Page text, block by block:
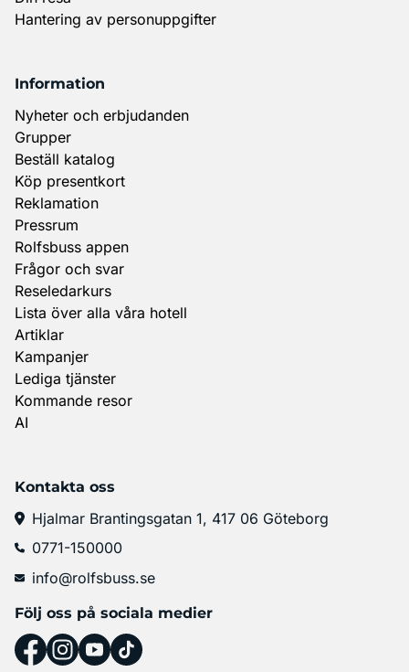
Hantering av personuppgifter
Information
Nyheter och erbjudanden
Grupper
Beställ katalog
Köp presentkort
Reklamation
Pressrum
Rolfsbuss appen
Frågor och svar
Reseledarkurs
Lista över alla våra hotell
Artiklar
Kampanjer
Lediga tjänster
Kommande resor
AI
Kontakta oss
Hjalmar Brantingsgatan 1, 417 06 Göteborg
0771-150000
info@rolfsbuss.se
Följ oss på sociala medier